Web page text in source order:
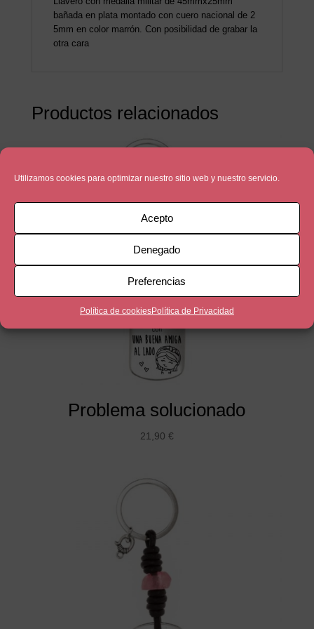
Utilizamos cookies para optimizar nuestro sitio web y nuestro servicio.
Acepto
Denegado
Preferencias
Política de cookiesPolítica de Privacidad
bañada en plata montado con cuero nacional de 2
5mm en color marrón. Con posibilidad de grabar la
otra cara
Productos relacionados
Problema solucionado
21,90 €